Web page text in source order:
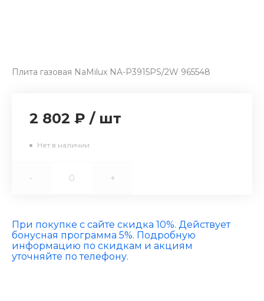
Плита газовая NaMilux NA-P3915PS/2W 965548
2 802 ₽ / шт
Нет в наличии
- +
При покупке с сайте скидка 10%. Действует
бонусная программа 5%. Подробную
информацию по скидкам и акциям
уточняйте по телефону.